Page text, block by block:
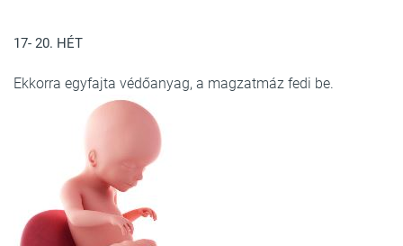
17- 20. HÉT
Ekkorra egyfajta védőanyag, a magzatmáz fedi be.